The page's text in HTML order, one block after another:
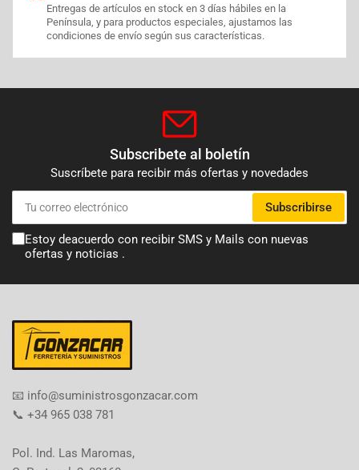
Entregas de artículos en stock en 3 días hábiles en la
Península, y para productos especiales, ajustamos las
condiciones de envío según sus características.
Subscribete al boletín
Suscríbete para recibir más ofertas y novedades
Tu
correo
electrónico
Subscribirse
Estoy deacuerdo con recibir SMS y Mails con nuevas
ofertas y noticias .
​📧​ info@suministrosgonzacar.com
📞 +34 965 038 781
Pol. Ind. Las Maromas,